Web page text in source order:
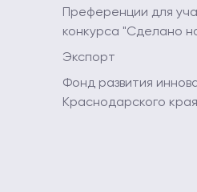
Преференции для
конкурса "Сделано
Экспорт
Фонд развития
Краснодарского края